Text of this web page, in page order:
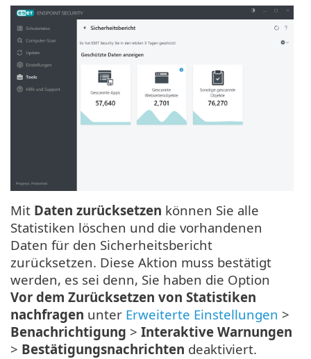
Mit Daten zurücksetzen können Sie alle
Statistiken löschen und die vorhandenen
Daten für den Sicherheitsbericht
zurücksetzen. Diese Aktion muss bestätigt
werden, es sei denn, Sie haben die Option
Vor dem Zurücksetzen von Statistiken
nachfragen unter Erweiterte Einstellungen >
Benachrichtigung > Interaktive Warnungen
> Bestätigungsnachrichten deaktiviert.